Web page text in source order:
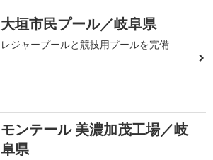
大垣市民プール／岐阜県
レジャープールと競技用プールを完備
モンテール 美濃加茂工場／岐
阜県